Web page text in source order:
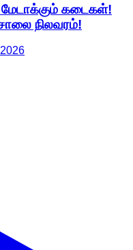
கடைகள்!
நிலவரம்!